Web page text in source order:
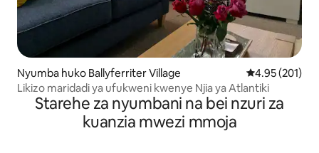
Nyumba huko Ballyferriter Village Ukadiriaji wa
4.95 (201)
Likizo maridadi ya ufukweni kwenye Njia ya Atlantiki
Starehe za nyumbani na bei nzuri za
kuanzia mwezi mmoja